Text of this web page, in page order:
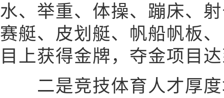
水、举重、体操、蹦床、
赛艇、皮划艇、帆船帆板
目上获得金牌，夺金项目
二是竞技体育人才厚度